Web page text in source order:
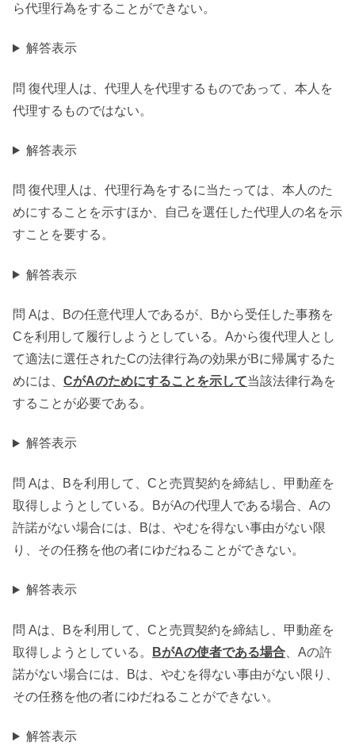
ら代理行為をすることができない。
解答表示
問 復代理人は、代理人を代理するものであって、本人を
代理するものではない。
解答表示
問 復代理人は、代理行為をするに当たっては、本人のた
めにすることを示すほか、自己を選任した代理人の名を示
すことを要する。
解答表示
問 Aは、Bの任意代理人であるが、Bから受任した事務を
Cを利用して履行しようとしている。Aから復代理人とし
て適法に選任されたCの法律行為の効果がBに帰属するた
めには、 CがAのためにすることを示して当該法律行為を
することが必要である。
解答表示
問 Aは、Bを利用して、Cと売買契約を締結し、甲動産を
取得しようとしている。BがAの代理人である場合、Aの
許諾がない場合には、Bは、やむを得ない事由がない限
り、その任務を他の者にゆだねることができない。
解答表示
問 Aは、Bを利用して、Cと売買契約を締結し、甲動産を
取得しようとしている。
BがAの使者である場合 、Aの許
諾がない場合には、Bは、やむを得ない事由がない限り、
その任務を他の者にゆだねることができない。
解答表示